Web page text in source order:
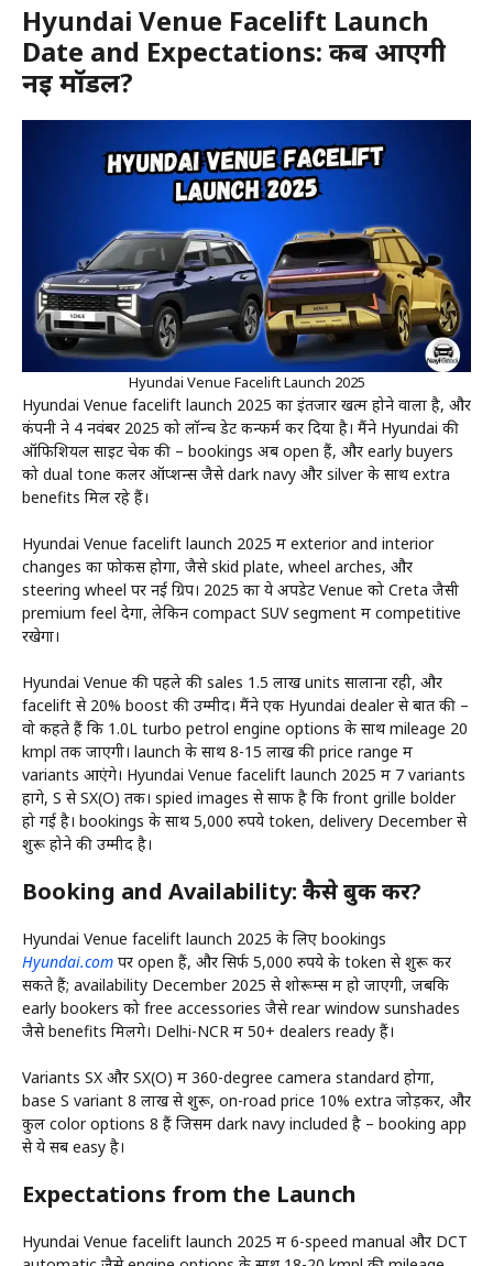
Hyundai Venue Facelift Launch
Date and Expectations: कब आएगी
नई मॉडल?
Hyundai Venue Facelift Launch 2025
Hyundai Venue facelift launch 2025 का इंतजार खत्म होने वाला है, और
कंपनी ने 4 नवंबर 2025 को लॉन्च डेट कन्फर्म कर दिया है। मैंने Hyundai की
ऑफिशियल साइट चेक की – bookings अब open हैं, और early buyers
को dual tone कलर ऑप्शन्स जैसे dark navy और silver के साथ extra
benefits मिल रहे हैं।
Hyundai Venue facelift launch 2025 में exterior and interior
changes का फोकस होगा, जैसे skid plate, wheel arches, और
steering wheel पर नई ग्रिप। 2025 का ये अपडेट Venue को Creta जैसी
premium feel देगा, लेकिन compact SUV segment में competitive
रखेगा।
Hyundai Venue की पहले की sales 1.5 लाख units सालाना रही, और
facelift से 20% boost की उम्मीद। मैंने एक Hyundai dealer से बात की –
वो कहते हैं कि 1.0L turbo petrol engine options के साथ mileage 20
kmpl तक जाएगी। launch के साथ 8-15 लाख की price range में
variants आएंगे। Hyundai Venue facelift launch 2025 में 7 variants
होंगे, S से SX(O) तक। spied images से साफ है कि front grille bolder
हो गई है। bookings के साथ 5,000 रुपये token, delivery December से
शुरू होने की उम्मीद है।
Booking and Availability: कैसे बुक करें?
Hyundai Venue facelift launch 2025 के लिए bookings
Hyundai.com पर open हैं, और सिर्फ 5,000 रुपये के token से शुरू कर
सकते हैं; availability December 2025 से शोरूम्स में हो जाएगी, जबकि
early bookers को free accessories जैसे rear window sunshades
जैसे benefits मिलेंगे। Delhi-NCR में 50+ dealers ready हैं।
Variants SX और SX(O) में 360-degree camera standard होगा,
base S variant 8 लाख से शुरू, on-road price 10% extra जोड़कर, और
कुल color options 8 हैं जिसमें dark navy included है – booking app
से ये सब easy है।
Expectations from the Launch
Hyundai Venue facelift launch 2025 में 6-speed manual और DCT